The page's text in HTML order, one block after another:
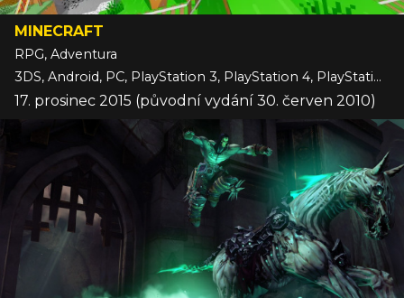
MINECRAFT
RPG, Adventura
3DS, Android, PC, PlayStation 3, PlayStation 4, PlayStation 5, Switch, Switch 2, VITA, Wii U, Xbox 360, Xbox One, Xbox Series, iOS
17. prosinec 2015 (původní vydání 30. červen 2010)